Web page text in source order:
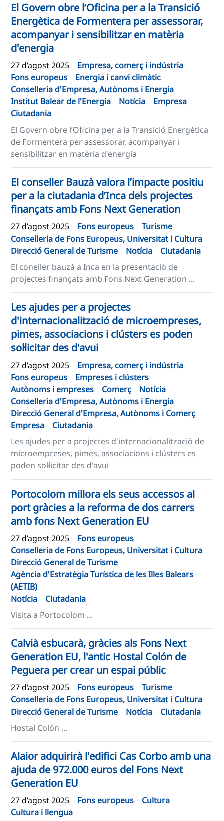
El Govern obre l’Oficina per a la Transició
Energètica de Formentera per assessorar,
acompanyar i sensibilitzar en matèria
d'energia
27 d’agost 2025
Empresa, comerç i indústria
Fons europeus
Energia i canvi climàtic
Conselleria d'Empresa, Autònoms i Energia
Institut Balear de l'Energia
Notícia
Empresa
Ciutadania
El Govern obre l’Oficina per a la Transició Energètica
de Formentera per assessorar, acompanyar i
sensibilitzar en matèria d'energia
El conseller Bauzà valora l’impacte positiu
per a la ciutadania d’Inca dels projectes
finançats amb Fons Next Generation
27 d’agost 2025 Fons europeus
Turisme
Conselleria de Fons Europeus, Universitat i Cultura
Direcció General de Turisme
Notícia
Ciutadania
El coneller bauzà a Inca en la presentació de
projectes finançats amb Fons Next Generation ...
Les ajudes per a projectes
d'internacionalització de microempreses,
pimes, associacions i clústers es poden
sol·licitar des d'avui
27 d’agost 2025
Empresa, comerç i indústria
Fons europeus
Empreses i clústers
Autònoms i empreses
Comerç
Notícia
Conselleria d'Empresa, Autònoms i Energia
Direcció General d'Empresa, Autònoms i Comerç
Empresa
Ciutadania
Les ajudes per a projectes d'internacionalització de
microempreses, pimes, associacions i clústers es
poden sol·licitar des d'avui
Portocolom millora els seus accessos al
port gràcies a la reforma de dos carrers
amb fons Next Generation EU
27 d’agost 2025
Fons europeus
Conselleria de Fons Europeus, Universitat i Cultura
Direcció General de Turisme
Agència d'Estratègia Turística de les Illes Balears
(AETIB)
Notícia
Ciutadania
Visita a Portocolom ...
Calvià esbucarà, gràcies als Fons Next
Generation EU, l'antic Hostal Colón de
Peguera per crear un espai públic
27 d’agost 2025 Fons europeus
Turisme
Conselleria de Fons Europeus, Universitat i Cultura
Direcció General de Turisme
Notícia
Ciutadania
Hostal Colón ...
Alaior adquirirà l'edifici Cas Corbo amb una
ajuda de 972.000 euros del Fons Next
Generation EU
27 d’agost 2025 Fons europeus
Cultura
Cultura i llengua